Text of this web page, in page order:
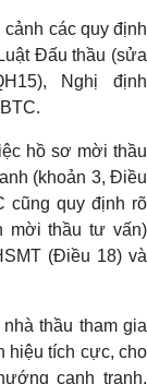
các quy định
Đấu thầu (sửa
Nghị định
hồ sơ mời thầu
(khoản 3, Điều
cũng quy định rõ
mời thầu tư vấn)
(Điều 18) và
thầu tham gia
hiệu tích cực, cho
cạnh tranh,